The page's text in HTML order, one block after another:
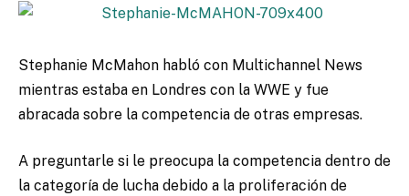
Stephanie McMahon habló con Multichannel News
mientras estaba en Londres con la WWE y fue
abracada sobre la competencia de otras empresas.
A preguntarle si le preocupa la competencia dentro de
la categoría de lucha debido a la proliferación de